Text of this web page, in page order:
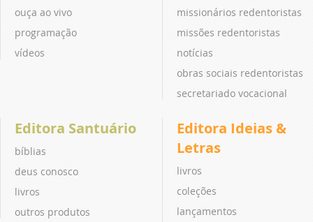
ouça ao vivo
programação
vídeos
missionários redentoristas
missões redentoristas
notícias
obras sociais redentoristas
secretariado vocacional
Editora Santuário
bíblias
deus conosco
livros
outros produtos
Editora Ideias &
Letras
livros
coleções
lançamentos